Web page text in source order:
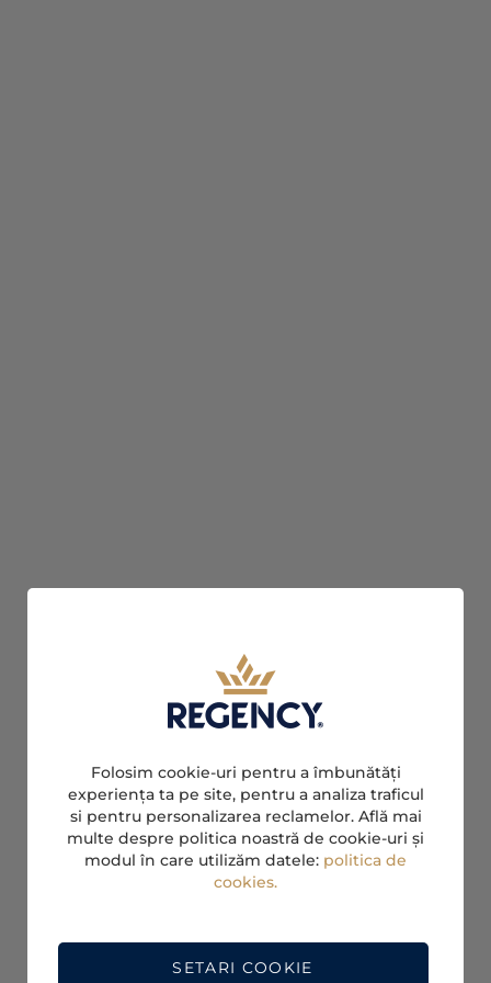
Folosim cookie-uri pentru a îmbunătăți
experiența ta pe site, pentru a analiza traficul
si pentru personalizarea reclamelor. Află mai
multe despre politica noastră de cookie-uri și
modul în care utilizăm datele: politica de
cookies.
SETARI COOKIE